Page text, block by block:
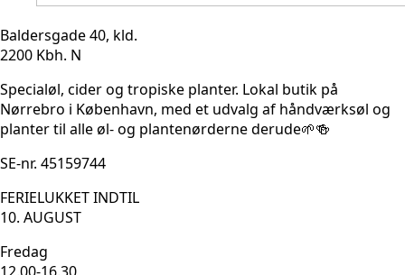
Baldersgade 40, kld.
2200 Kbh. N
Specialøl, cider og tropiske planter. Lokal butik på
Nørrebro i København, med et udvalg af håndværksøl og
planter til alle øl- og plantenørderne derude🌱🍻
SE-nr. 45159744
FERIELUKKET INDTIL
10. AUGUST
Fredag